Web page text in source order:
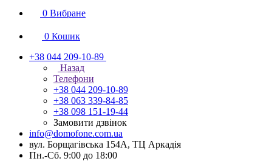
0 Вибране
0 Кошик
+38 044 209-10-89
Назад
Телефони
+38 044 209-10-89
+38 063 339-84-85
+38 098 151-19-44
Замовити дзвінок
info@domofone.com.ua
вул. Борщагівська 154А, ТЦ Аркадія
Пн.-Сб. 9:00 до 18:00